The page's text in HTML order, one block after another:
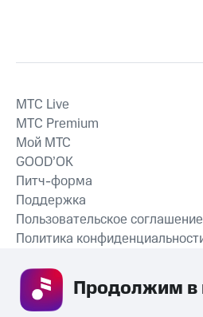
СКАЧАТЬ
MTС Live
MTС Premium
Мой МТС
GOOD’OK
Питч-форма
Поддержка
Пользовательское соглашение
Политика